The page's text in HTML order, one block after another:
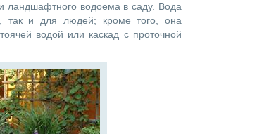
ландшафтного водоема в саду. Вода
так и для людей; кроме того, она
водой или каскад с проточной